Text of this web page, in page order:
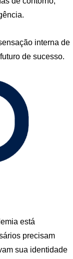
interna de
de sucesso.
está
precisam
sua identidade